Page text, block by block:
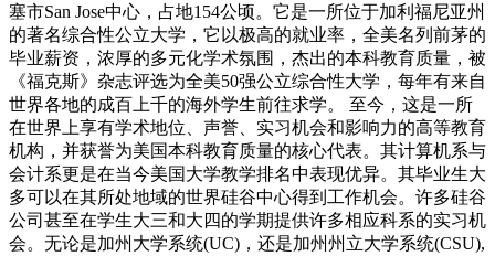
塞市San Jose中心，占地154公顷。它是一所位于加利福尼亚州
的著名综合性公立大学，它以极高的就业率，全美名列前茅的
毕业薪资，浓厚的多元化学术氛围，杰出的本科教育质量，被
《福克斯》杂志评选为全美50强公立综合性大学，每年有来自
世界各地的成百上千的海外学生前往求学。 至今，这是一所
在世界上享有学术地位、声誉、实习机会和影响力的高等教育
机构，并获誉为美国本科教育质量的核心代表。其计算机系与
会计系更是在当今美国大学教学排名中表现优异。其毕业生大
多可以在其所处地域的世界硅谷中心得到工作机会。许多硅谷
公司甚至在学生大三和大四的学期提供许多相应科系的实习机
会。无论是加州大学系统(UC)，还是加州州立大学系统(CSU),